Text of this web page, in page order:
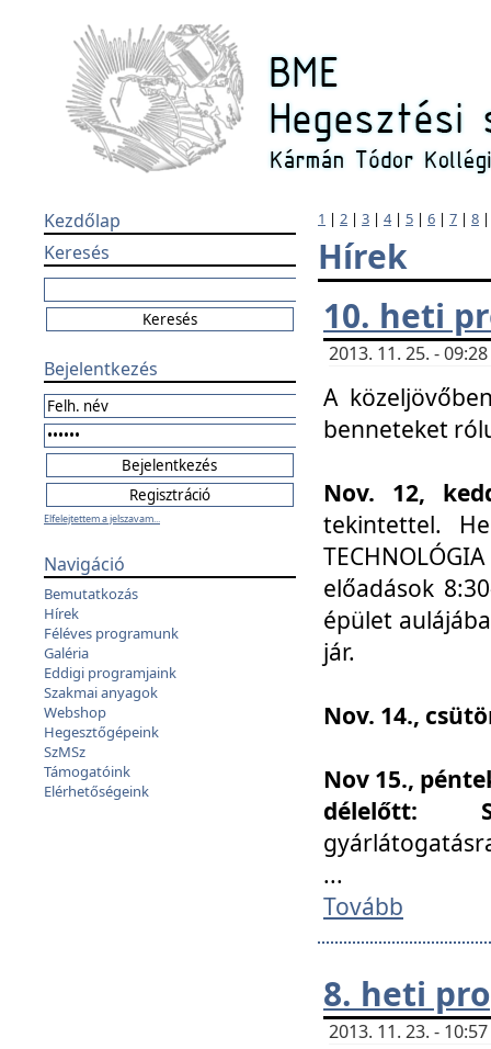
Kezdőlap
Keresés
Bejelentkezés
Elfelejtettem a jelszavam...
Navigáció
Bemutatkozás
Hírek
Féléves programunk
Galéria
Eddigi programjaink
Szakmai anyagok
Webshop
Hegesztőgépeink
SzMSz
Támogatóink
Elérhetőségeink
1 | 2 | 3 | 4| 5 | 6 | 7 | 8
Hírek
10. heti
2013. 11. 25. -
A
benneteket
Nov. 12,
tekintettel.
előadások
épület
jár.
Nov. 14.,
Nov 15.,
délelőtt:
...
Tovább
8. heti
2013. 11. 23. -